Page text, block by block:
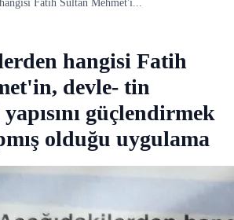
Fatih Sultan Mehmet'i...
hangisi Fatih
devle- tin
güçlendirmek
olduğu uygulama